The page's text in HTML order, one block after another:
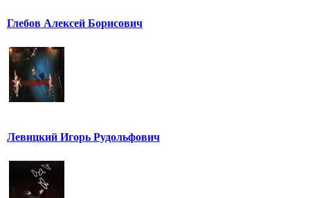
Глебов Алексей Борисович
Левицкий Игорь Рудольфович